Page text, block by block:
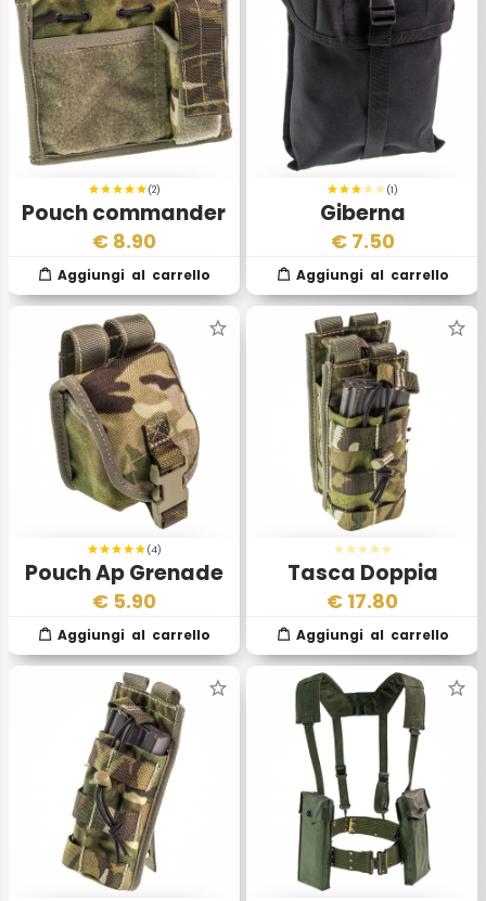
(2)
Pouch commander
Mtp Osprey MkIV
€ 8.90
(1)
Giberna
Rettangolare EI
Nera
€ 7.50
(4)
Pouch Ap Grenade
MTP
€ 5.90
Tasca Doppia
Portacaricatori
Osprey MkIV
€ 17.80